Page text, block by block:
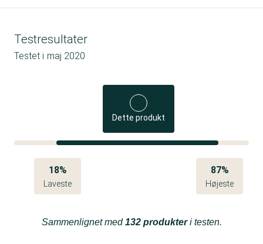
Testresultater
Testet i maj 2020
Dette produkt
18%
Laveste
87%
Højeste
Sammenlignet med132 produkteri testen.